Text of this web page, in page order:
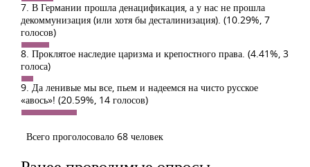
7. В Германии прошла денацификация, а у нас не прошла
декоммунизация (или хотя бы десталинизация). (10.29%, 7
голосов)
8. Проклятое наследие царизма и крепостного права. (4.41%, 3
голоса)
9. Да ленивые мы все, пьем и надеемся на чисто русское
«авось»! (20.59%, 14 голосов)
Всего проголосовало 68 человек